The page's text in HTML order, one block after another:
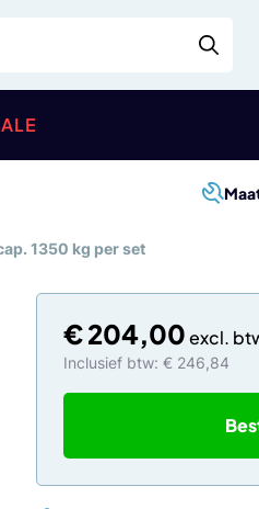
1350 kg per set
€204,00
Inclusief btw: € 246,84